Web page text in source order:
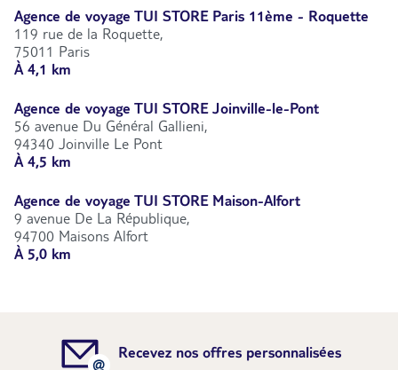
Agence de voyage TUI STORE Paris 11ème - Roquette
119 rue de la Roquette,
75011 Paris
À 4,1 km
Agence de voyage TUI STORE Joinville-le-Pont
56 avenue Du Général Gallieni,
94340 Joinville Le Pont
À 4,5 km
Agence de voyage TUI STORE Maison-Alfort
9 avenue De La République,
94700 Maisons Alfort
À 5,0 km
Recevez nos offres personnalisées